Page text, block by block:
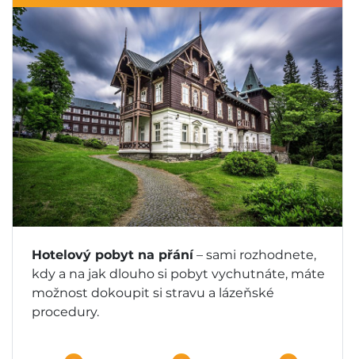
Hotelový pobyt na přání– sami rozhodnete,
kdy a na jak dlouho si pobyt vychutnáte, máte
možnost dokoupit si stravu a lázeňské
procedury.